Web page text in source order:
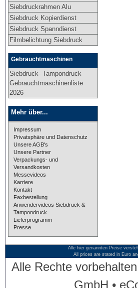
Siebdruckrahmen Alu
Siebdruck Kopierdienst
Siebdruck Spanndienst
Filmbelichtung Siebdruck
Gebrauchtmaschinen
Siebdruck- Tampondruck
Gebrauchtmaschinenliste
2026
Mehr über...
Impressum
Privatsphäre und Datenschutz
Unsere AGB's
Unsere Partner
Verpackungs- und
Versandkosten
Messevideos
Karriere
Kontakt
Faxbestellung
Anwendervideos Siebdruck &
Tampondruck
Lieferprogramm
Presse
Alle hier genannten Preise
All prices are stated in Euro
Alle Rechte
GmbH •